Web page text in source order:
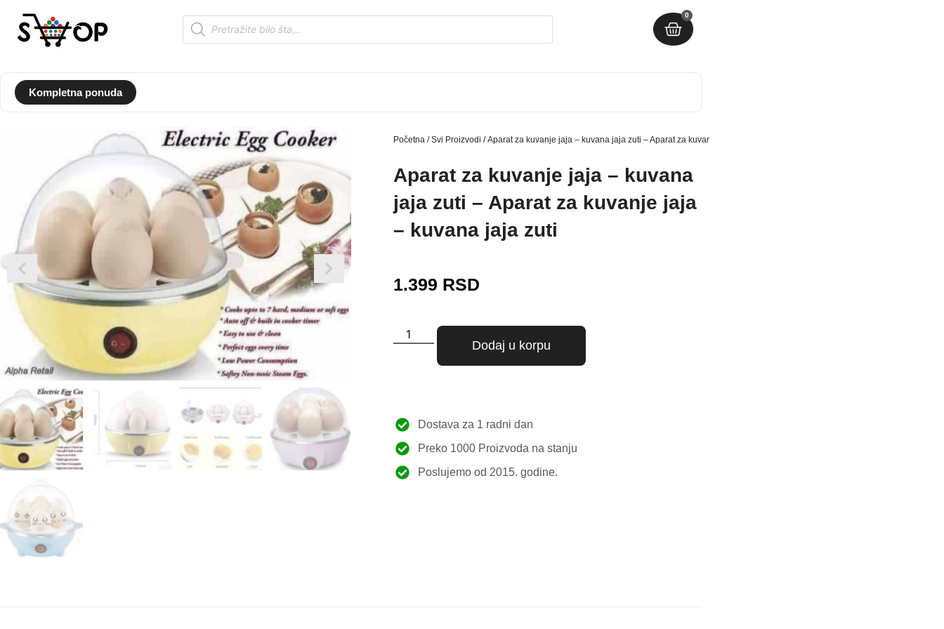
0
Kompletna ponuda
Početna /Svi Proizvodi / Aparat za kuvanje jaja – kuvana jaja zuti – Aparat za kuvanje jaja – kuvana jaja zuti
Aparat za kuvanje jaja – kuvana
jaja zuti – Aparat za kuvanje jaja
– kuvana jaja zuti
1.399 RSD
Dodaj u korpu
Dostava za 1 radni dan
Preko 1000 Proizvoda na stanju
Poslujemo od 2015. godine.